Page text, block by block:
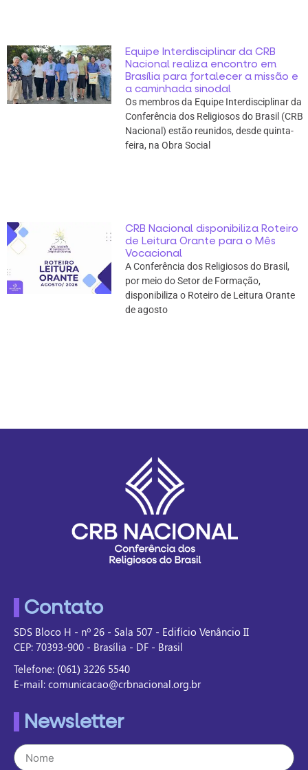
Equipe Interdisciplinar da CRB
Nacional realiza encontro em
Brasília para fortalecer a missão e
a caminhada sinodal
Os membros da Equipe Interdisciplinar da
Conferência dos Religiosos do Brasil (CRB
Nacional) estão reunidos, desde quinta-
feira, na Obra Social
CRB Nacional disponibiliza Roteiro
de Leitura Orante para o Mês
Vocacional
A Conferência dos Religiosos do Brasil,
por meio do Setor de Formação,
disponibiliza o Roteiro de Leitura Orante
de agosto
Contato
SDS Bloco H - nº 26 - Sala 507 - Edifício Venâncio II
CEP: 70393-900 - Brasília - DF - Brasil
Telefone: (061) 3226 5540
E-mail: comunicacao@crbnacional.org.br
Newsletter